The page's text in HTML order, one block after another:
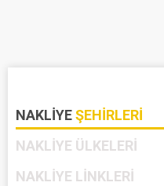
NAKLIYEŞEHIRLERI
NAKLIYE ÜLKELERI
NAKLIYE LINKLERI